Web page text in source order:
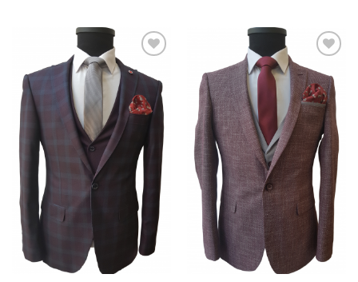
Add to
wishlist
Add to
wishlist